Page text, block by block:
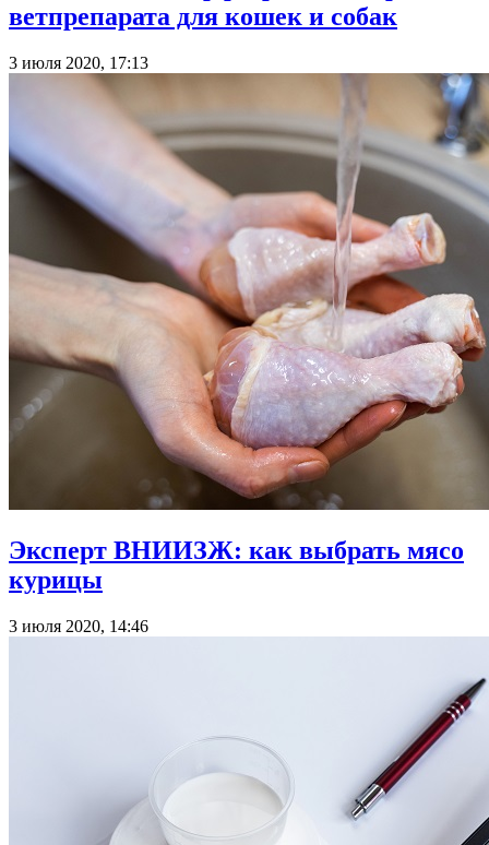
ветпрепарата для кошек и собак
3 июля 2020, 17:13
Эксперт ВНИИЗЖ: как выбрать мясо
курицы
3 июля 2020, 14:46